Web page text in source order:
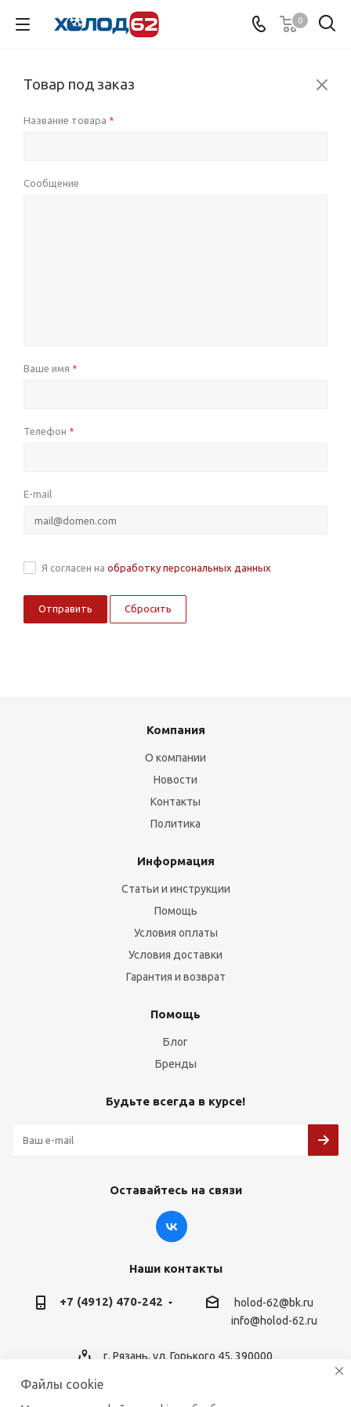
0
Товар под заказ
Название товара *
Сообщение
Ваше имя *
Телефон *
E-mail
Я согласен на обработку персональных данных
Сбросить
Компания
О компании
Новости
Контакты
Политика
Информация
Статьи и инструкции
Помощь
Условия оплаты
Условия доставки
Гарантия и возврат
Помощь
Блог
Бренды
Будьте всегда в курсе!
Оставайтесь на связи
Наши контакты
+7 (4912) 470-242
holod-62@bk.ru
info@holod-62.ru
г. Рязань, ул. Горького 45, 390000
Файлы cookie